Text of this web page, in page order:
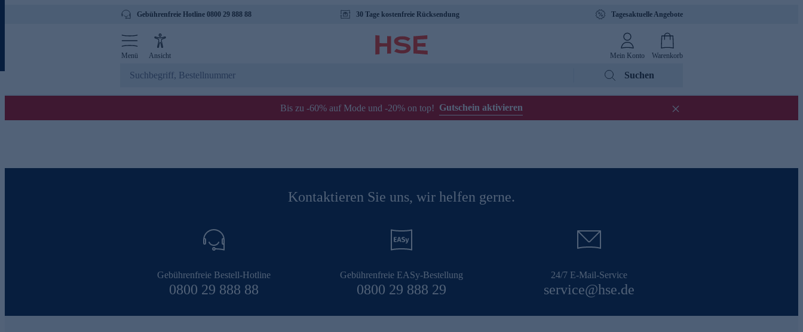
Gebührenfreie Hotline 0800 29 888 88 30 Tage kostenfreie Rücksendung Tagesaktuelle Angebote
Menü Ansicht Mein Konto Warenkorb
Suchen
Bis zu -60% auf Mode und -20% on top! Gutschein aktivieren
Kontaktieren Sie uns, wir helfen gerne.
Gebührenfreie Bestell-Hotline
0800 29 888 88
Gebührenfreie EASy-Bestellung
0800 29 888 29
24/7 E-Mail-Service
service@hse.de